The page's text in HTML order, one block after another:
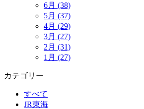
6月 (38)
5月 (37)
4月 (29)
3月 (27)
2月 (31)
1月 (27)
カテゴリー
すべて
JR東海